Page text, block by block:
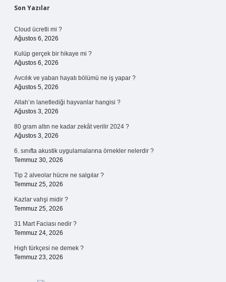
Sidebar
Son Yazılar
Cloud ücretli mi ?
Ağustos 6, 2026
Kulüp gerçek bir hikaye mi ?
Ağustos 6, 2026
Avcılık ve yaban hayatı bölümü ne iş yapar ?
Ağustos 5, 2026
Allah’ın lanetlediği hayvanlar hangisi ?
Ağustos 3, 2026
80 gram altın ne kadar zekât verilir 2024 ?
Ağustos 3, 2026
6. sınıfta akustik uygulamalarına örnekler nelerdir ?
Temmuz 30, 2026
Tip 2 alveolar hücre ne salgılar ?
Temmuz 25, 2026
Kazlar vahşi midir ?
Temmuz 25, 2026
31 Mart Faciası nedir ?
Temmuz 24, 2026
Hıgh türkçesi ne demek ?
Temmuz 23, 2026